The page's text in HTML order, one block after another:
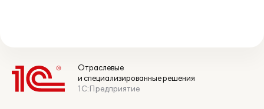
Отраслевые
и специализированные решения
1С:Предприятие